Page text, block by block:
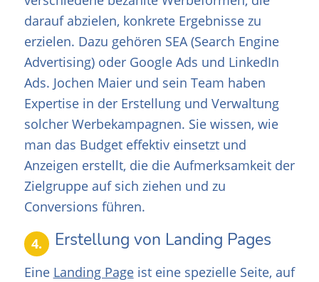
darauf abzielen, konkrete Ergebnisse zu
erzielen. Dazu gehören SEA (Search Engine
Advertising) oder Google Ads und LinkedIn
Ads. Jochen Maier und sein Team haben
Expertise in der Erstellung und Verwaltung
solcher Werbekampagnen. Sie wissen, wie
man das Budget effektiv einsetzt und
Anzeigen erstellt, die die Aufmerksamkeit der
Zielgruppe auf sich ziehen und zu
Conversions führen.
4. Erstellung von Landing Pages
Eine Landing Pageist eine spezielle Seite, auf